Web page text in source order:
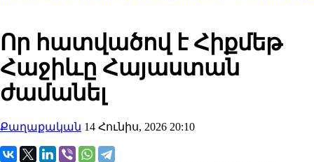
Որ հատվածով է Հիքմեթ
Հաջիևը Հայաստան
ժամանել
Քաղաքական 14 Հունիս, 2026 20:10